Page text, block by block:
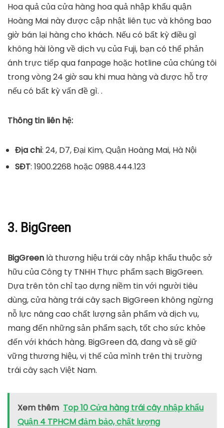
Hoa quả của cửa hàng hoa quả nhập khẩu quận
Hoàng Mai này được cập nhật liên tục và không bao
giờ bán lại hàng cho khách. Nếu có bất kỳ điều gì
không hài lòng về dịch vụ của Fuji, bạn có thể phản
ánh trực tiếp qua fanpage hoặc hotline của chúng tôi
trong vòng 24 giờ sau khi mua hàng và được hỗ trợ
nếu có bất kỳ vấn đề gì. .
Thông tin liên hệ:
Địa chỉ: 24, D7, Đại Kim, Quận Hoàng Mai, Hà Nội
SĐT: 1900.2268 hoặc 0988.444.123
3. BigGreen
BigGreen là thương hiệu trái cây nhập khẩu thuộc sở
hữu của Công ty TNHH Thực phẩm sạch BigGreen.
Dựa trên tôn chỉ tạo dựng niềm tin với người tiêu
dùng, cửa hàng trái cây sạch BigGreen không ngừng
nỗ lực nâng cao chất lượng sản phẩm và dịch vụ,
mang đến những sản phẩm sạch, tốt cho sức khỏe
đến với khách hàng. BigGreen đã, đang và sẽ giữ
vững thương hiệu, vị thế của mình trên thị trường
trái cây sạch Việt Nam.
Xem thêm Top 10 Cửa hàng trái cây nhập khẩu
Quận 4 TPHCM đảm bảo, chất lượng